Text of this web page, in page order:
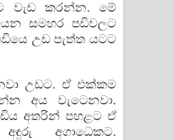
වැඩ කරන්න. මේ
සමහර පඩිවලට
උඩ පැත්ත යටට
උඩට. ඒ එක්කම
අය වැටෙනවා.
අතරින් පහළට ඒ
අගාධෙකට.